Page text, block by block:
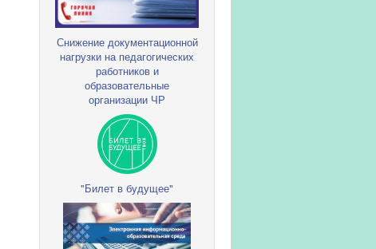
Снижение документационной
нагрузки на педагогических
работников и
образовательные
организации ЧР
"Билет в будущее"